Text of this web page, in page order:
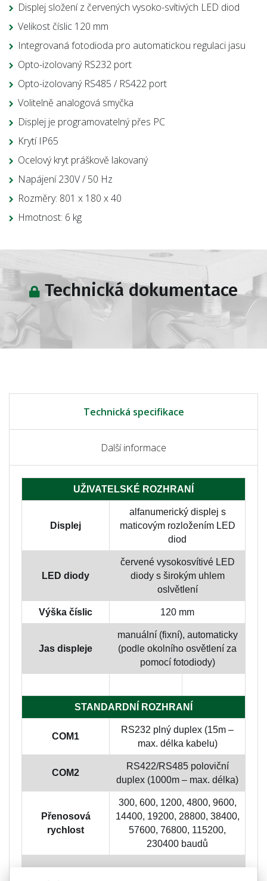
Displej složení z červených vysoko-svítivých LED diod
Velikost číslic 120 mm
Integrovaná fotodioda pro automatickou regulaci jasu
Opto-izolovaný RS232 port
Opto-izolovaný RS485 / RS422 port
Volitelně analogová smyčka
Displej je programovatelný přes PC
Krytí IP65
Ocelový kryt práškově lakovaný
Napájení 230V / 50 Hz
Rozměry: 801 x 180 x 40
Hmotnost: 6 kg
Technická dokumentace
Technická specifikace
Další informace
UŽIVATELSKÉ ROZHRANÍ
Displej
alfanumerický displej s
maticovým rozložením LED
diod
LED diody
červené vysokosvítivé LED
diody s širokým uhlem
oslvětlení
Výška číslic 120 mm
Jas displeje
manuální (fixní), automaticky
(podle okolního osvětlení za
pomocí fotodiody)
STANDARDNÍ ROZHRANÍ
COM1
RS232 plný duplex (15m –
max. délka kabelu)
COM2
RS422/RS485 poloviční
duplex (1000m – max. délka)
Přenosová
rychlost
300, 600, 1200, 4800, 9600,
14400, 19200, 28800, 38400,
57600, 76800, 115200,
230400 baudů